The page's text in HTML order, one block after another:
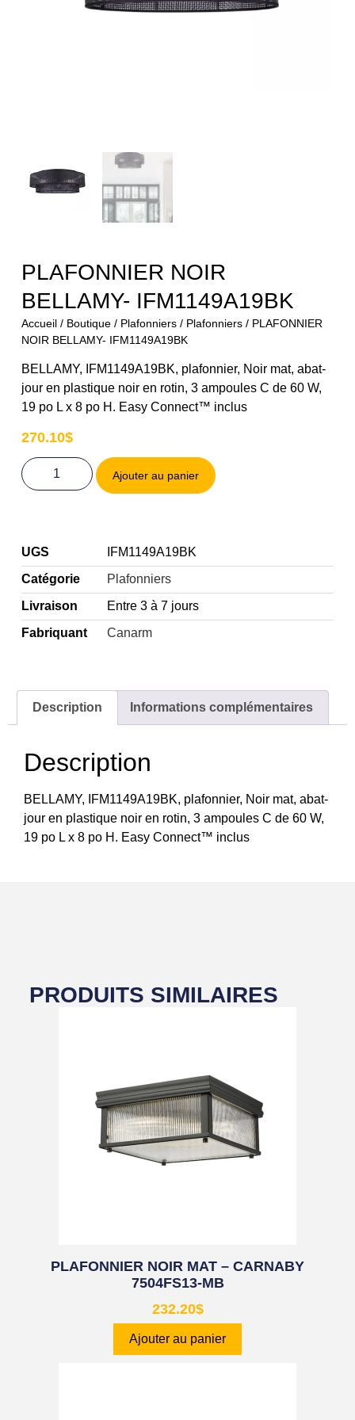
PLAFONNIER NOIR
BELLAMY- IFM1149A19BK
Accueil/ Boutique/ Plafonniers/ Plafonniers/ PLAFONNIER
NOIR BELLAMY- IFM1149A19BK
BELLAMY, IFM1149A19BK, plafonnier, Noir mat, abat-
jour en plastique noir en rotin, 3 ampoules C de 60 W,
19 po L x 8 po H. Easy Connect™ inclus
270.10$
Ajouter au panier
UGS
IFM1149A19BK
Catégorie
Plafonniers
Livraison
Entre 3 à 7 jours
Fabriquant
Canarm
Description Informations complémentaires
Description
BELLAMY, IFM1149A19BK, plafonnier, Noir mat, abat-
jour en plastique noir en rotin, 3 ampoules C de 60 W,
19 po L x 8 po H. Easy Connect™ inclus
PRODUITS SIMILAIRES
PLAFONNIER NOIR MAT – CARNABY
7504FS13-MB
232.20$
Ajouter au panier